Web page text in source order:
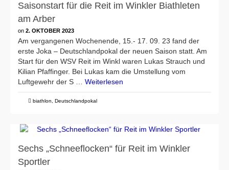
Saisonstart für die Reit im Winkler Biathleten
am Arber
on 2. OKTOBER 2023
Am vergangenen Wochenende, 15.- 17. 09. 23 fand der
erste Joka – Deutschlandpokal der neuen Saison statt. Am
Start für den WSV Reit im Winkl waren Lukas Strauch und
Kilian Pfaffinger. Bei Lukas kam die Umstellung vom
Luftgewehr der S … Weiterlesen
biathlon Deutschlandpokal
Sechs „Schneeflocken“ für Reit im Winkler
Sportler